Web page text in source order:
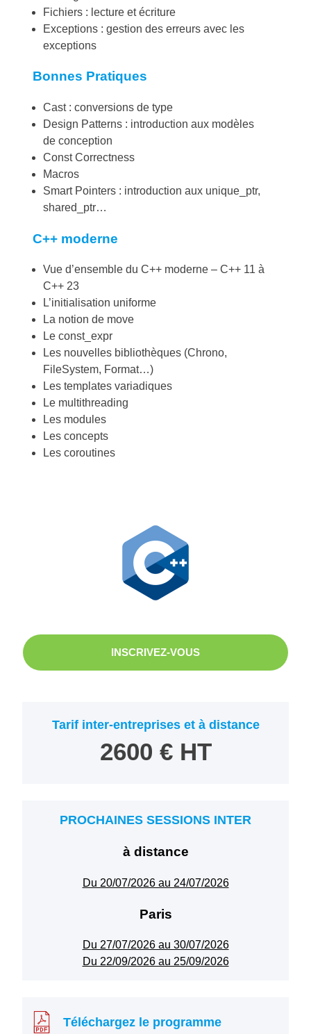
Fichiers : lecture et écriture
Exceptions : gestion des erreurs avec les
exceptions
Bonnes Pratiques
Cast : conversions de type
Design Patterns : introduction aux modèles
de conception
Const Correctness
Macros
Smart Pointers : introduction aux unique_ptr,
shared_ptr…
C++ moderne
Vue d’ensemble du C++ moderne – C++ 11 à
C++ 23
L’initialisation uniforme
La notion de move
Le const_expr
Les nouvelles bibliothèques (Chrono,
FileSystem, Format…)
Les templates variadiques
Le multithreading
Les modules
Les concepts
Les coroutines
INSCRIVEZ-VOUS
Tarif inter-entreprises et à distance
2600 € HT
PROCHAINES SESSIONS INTER
à distance
Du 20/07/2026 au 24/07/2026
Paris
Du 27/07/2026 au 30/07/2026
Du 22/09/2026 au 25/09/2026
Téléchargez le programme